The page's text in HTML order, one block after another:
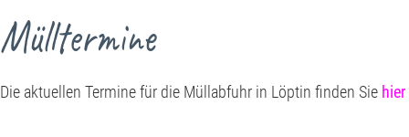
Mülltermine
Die aktuellen Termine für die Müllabfuhr in Löptin finden Sie hier